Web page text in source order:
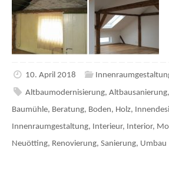
10. April 2018
Altbaumodernisierung,Altbausanierung
Baumühle, Beratung, Boden, Holz,
Innenraumgestaltung, Interieur, Interior,
Neuötting, Renovierung, Sanierung, Umbau